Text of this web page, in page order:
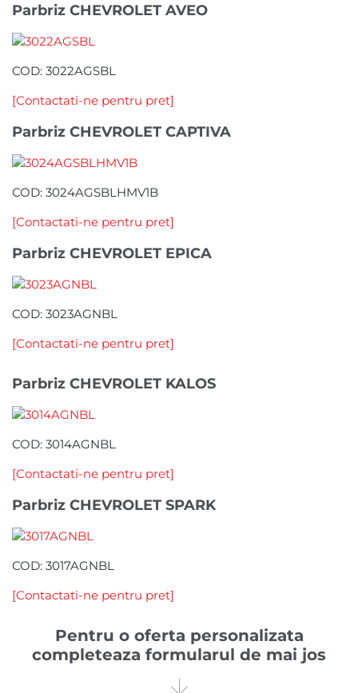
Parbriz CHEVROLET AVEO
COD: 3022AGSBL
[Contactati-ne pentru pret]
Parbriz CHEVROLET CAPTIVA
COD: 3024AGSBLHMV1B
[Contactati-ne pentru pret]
Parbriz CHEVROLET EPICA
COD: 3023AGNBL
[Contactati-ne pentru pret]
Parbriz CHEVROLET KALOS
COD: 3014AGNBL
[Contactati-ne pentru pret]
Parbriz CHEVROLET SPARK
COD: 3017AGNBL
[Contactati-ne pentru pret]
Pentru o oferta personalizata
completeaza formularul de mai jos
